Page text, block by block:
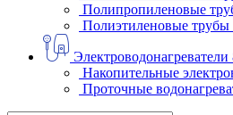
Полипропиленовые
Полиэтиленовые
Электроводонагреватели
Накопительные
Проточные